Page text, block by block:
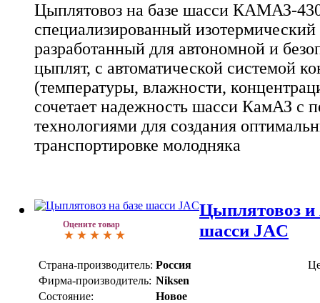
Цыплятовоз на базе шасси КАМАЗ-
специализированный
разработанный для автономной и
цыплят, с автоматической системой
(температуры, влажности,
сочетает надежность шасси КамАЗ с
технологиями для создания
транспортировке молодняка
Оцените товар
Цыплятовоз и
шасси JAC
Страна-производитель: Россия
Фирма-производитель: Niksen
Состояние:
Новое